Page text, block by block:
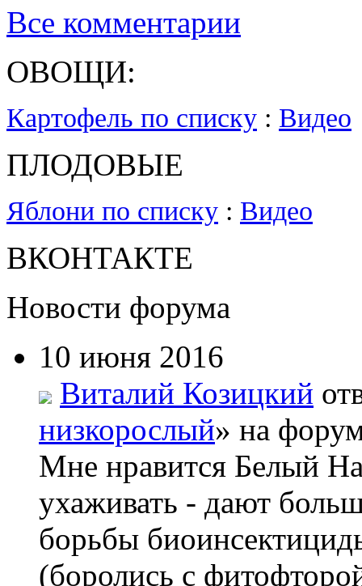
Все комментарии
ОВОЩИ:
Картофель по списку : Видео
ПЛОДОВЫЕ
Яблони по списку : Видео
ВКОНТАКТЕ
Новости форума
10 июня 2016
Виталий Козицкий
низкорослый» на
Мне нравится Белый
ухаживать - дают
борьбы
(боролись с